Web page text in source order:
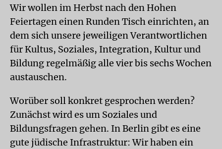
Wir wollen im Herbst nach den Hohen
Feiertagen einen Runden Tisch einrichten, an
dem sich unsere jeweiligen Verantwortlichen
für Kultus, Soziales, Integration, Kultur und
Bildung regelmäßig alle vier bis sechs Wochen
austauschen.
Worüber soll konkret gesprochen werden?
Zunächst wird es um Soziales und
Bildungsfragen gehen. In Berlin gibt es eine
gute jüdische Infrastruktur: Wir haben ein